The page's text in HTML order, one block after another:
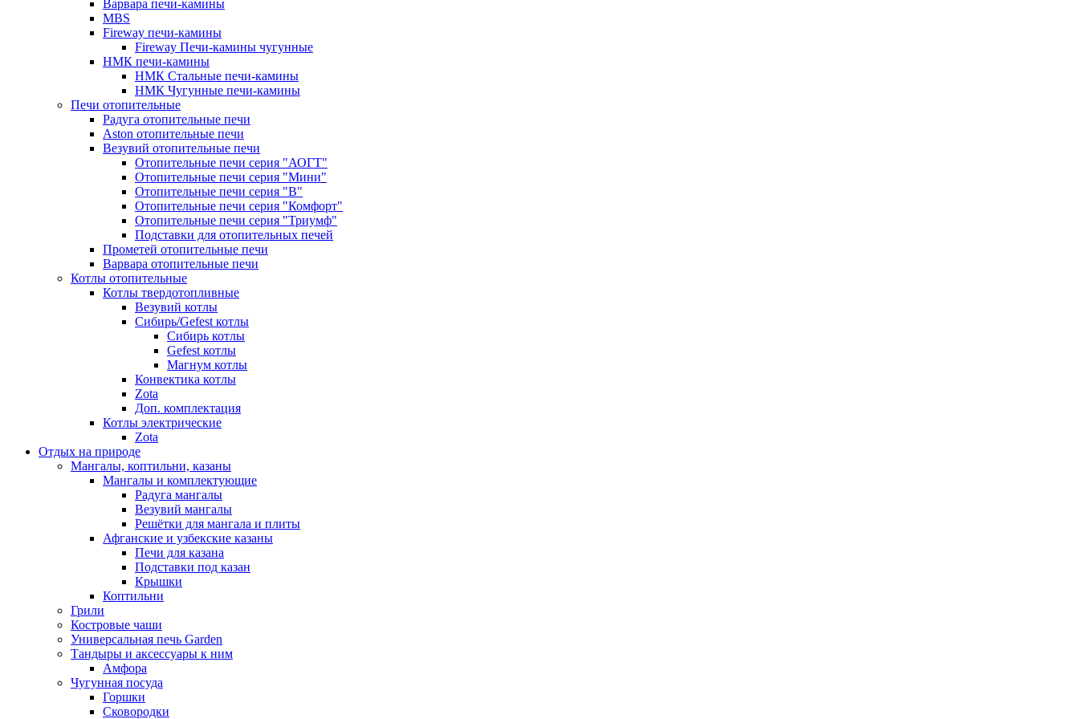
Варвара печи-камины
MBS
Fireway печи-камины
Fireway Печи-камины чугунные
НМК печи-камины
НМК Стальные печи-камины
НМК Чугунные печи-камины
Печи отопительные
Радуга отопительные печи
Aston отопительные печи
Везувий отопительные печи
Отопительные печи серия "АОГТ"
Отопительные печи серия "Мини"
Отопительные печи серия "В"
Отопительные печи серия "Комфорт"
Отопительные печи серия "Триумф"
Подставки для отопительных печей
Прометей отопительные печи
Варвара отопительные печи
Котлы отопительные
Котлы твердотопливные
Везувий котлы
Сибирь/Gefest котлы
Сибирь котлы
Gefest котлы
Магнум котлы
Конвектика котлы
Zota
Доп. комплектация
Котлы электрические
Zota
Отдых на природе
Мангалы, коптильни, казаны
Мангалы и комплектующие
Радуга мангалы
Везувий мангалы
Решётки для мангала и плиты
Афганские и узбекские казаны
Печи для казана
Подставки под казан
Крышки
Коптильни
Грили
Костровые чаши
Универсальная печь Garden
Тандыры и аксессуары к ним
Амфора
Чугунная посуда
Горшки
Сковородки